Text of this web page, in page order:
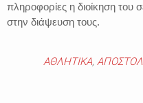
πληροφορίες η διοίκηση
στην διάψευση τους.
ΑΘΛΗΤΙΚΑ,